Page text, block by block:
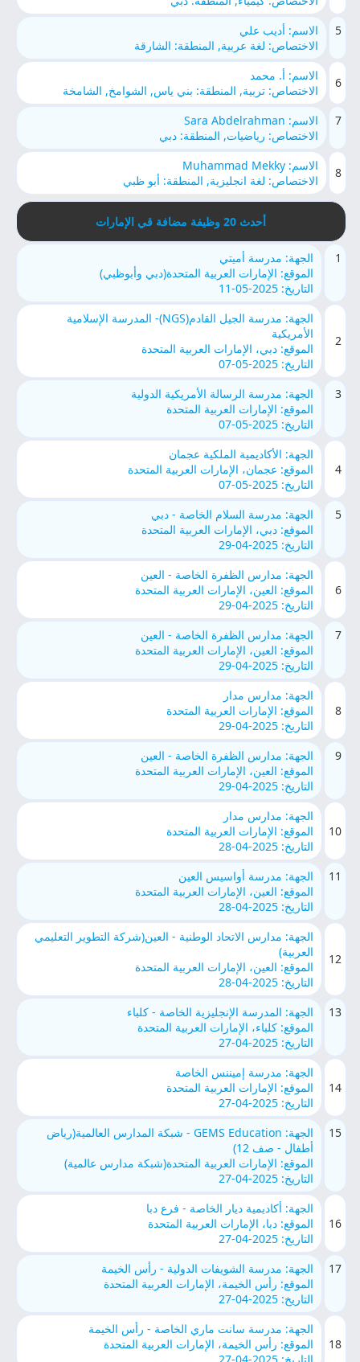
5
الاسم: أديب علي
الاختصاص: لغة عربية, المنطقة: الشارقة
6
الاسم: أ. محمد
الاختصاص: تربية, المنطقة: بني ياس, الشوامخ, الشامخة
7
الاسم: Sara Abdelrahman
الاختصاص: رياضيات, المنطقة: دبي
8
الاسم: Muhammad Mekky
الاختصاص: لغة انجليزية, المنطقة: أبو ظبي
أحدث 20 وظيفة مضافة قي الإمارات
1
الجهة: مدرسة أميتي
الموقع: الإمارات العربية المتحدة(دبي وأبوظبي)
التاريخ: 2025-05-11
2
الجهة: مدرسة الجيل القادم(NGS)- المدرسة الإسلامية
الأمريكية
الموقع: دبي، الإمارات العربية المتحدة
التاريخ: 2025-05-07
3
الجهة: مدرسة الرسالة الأمريكية الدولية
الموقع: الإمارات العربية المتحدة
التاريخ: 2025-05-07
4
الجهة: الأكاديمية الملكية عجمان
الموقع: عجمان، الإمارات العربية المتحدة
التاريخ: 2025-05-07
5
الجهة: مدرسة السلام الخاصة - دبي
الموقع: دبي، الإمارات العربية المتحدة
التاريخ: 2025-04-29
6
الجهة: مدارس الظفرة الخاصة - العين
الموقع: العين، الإمارات العربية المتحدة
التاريخ: 2025-04-29
7
الجهة: مدارس الظفرة الخاصة - العين
الموقع: العين، الإمارات العربية المتحدة
التاريخ: 2025-04-29
8
الجهة: مدارس مدار
الموقع: الإمارات العربية المتحدة
التاريخ: 2025-04-29
9
الجهة: مدارس الظفرة الخاصة - العين
الموقع: العين، الإمارات العربية المتحدة
التاريخ: 2025-04-29
10
الجهة: مدارس مدار
الموقع: الإمارات العربية المتحدة
التاريخ: 2025-04-28
11
الجهة: مدرسة أواسيس العين
الموقع: العين، الإمارات العربية المتحدة
التاريخ: 2025-04-28
12
الجهة: مدارس الاتحاد الوطنية - العين(شركة التطوير التعليمي
العربية)
الموقع: العين، الإمارات العربية المتحدة
التاريخ: 2025-04-28
13
الجهة: المدرسة الإنجليزية الخاصة - كلباء
الموقع: كلباء، الإمارات العربية المتحدة
التاريخ: 2025-04-27
14
الجهة: مدرسة إميننس الخاصة
الموقع: الإمارات العربية المتحدة
التاريخ: 2025-04-27
15
الجهة: GEMS Education - شبكة المدارس العالمية(رياض
أطفال - صف 12)
الموقع: الإمارات العربية المتحدة(شبكة مدارس عالمية)
التاريخ: 2025-04-27
16
الجهة: أكاديمية ديار الخاصة - فرع دبا
الموقع: دبا، الإمارات العربية المتحدة
التاريخ: 2025-04-27
17
الجهة: مدرسة الشويفات الدولية - رأس الخيمة
الموقع: رأس الخيمة، الإمارات العربية المتحدة
التاريخ: 2025-04-27
18
الجهة: مدرسة سانت ماري الخاصة - رأس الخيمة
الموقع: رأس الخيمة، الإمارات العربية المتحدة